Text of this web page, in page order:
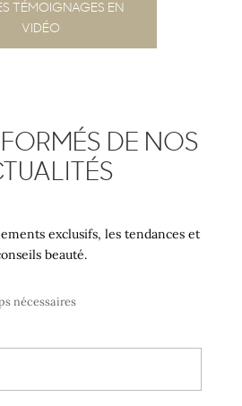
TÉMOIGNAGES EN
VIDÉO
DE NOS
exclusifs, les tendances et
beauté.
nécessaires